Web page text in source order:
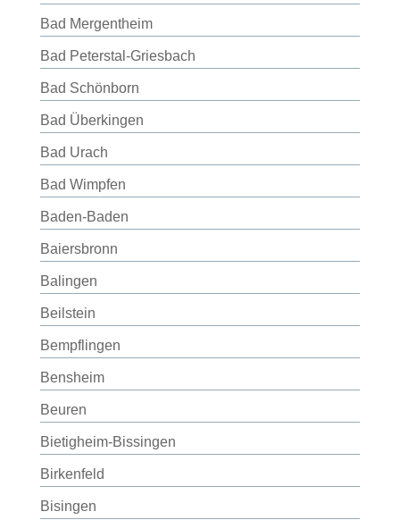
Bad Mergentheim
Bad Peterstal-Griesbach
Bad Schönborn
Bad Überkingen
Bad Urach
Bad Wimpfen
Baden-Baden
Baiersbronn
Balingen
Beilstein
Bempflingen
Bensheim
Beuren
Bietigheim-Bissingen
Birkenfeld
Bisingen